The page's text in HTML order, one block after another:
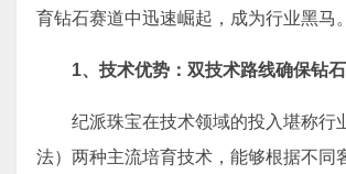
育钻石赛道中迅速崛起，成为行业黑马。
1、 技术优势：双技术路线确保钻
纪派珠宝在技术领域的投入堪称
法）两种主流培育技术，能够根据不同